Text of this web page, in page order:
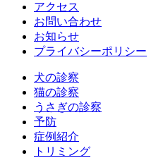
アクセス
お問い合わせ
お知らせ
プライバシーポリシー
犬の診察
猫の診察
うさぎの診察
予防
症例紹介
トリミング